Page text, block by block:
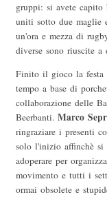
gruppi: si avete capito
uniti sotto due maglie
un'ora e mezza di
diverse sono riuscite
Finito il gioco la festa
tempo a base di
collaborazione delle
Beerbanti. Marco
ringraziare i presenti
solo l'inizio affinchè si
adoperare per
movimento e tutti i
ormai obsolete e